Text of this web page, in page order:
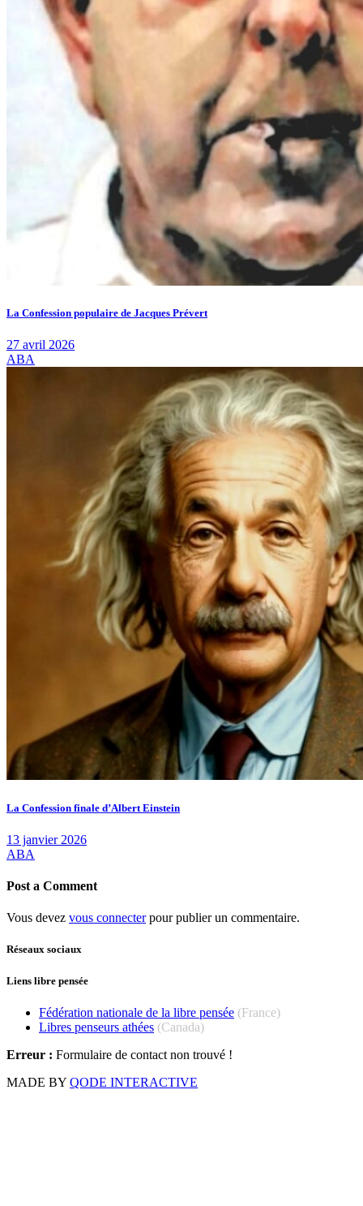
La Confession populaire de Jacques Prévert
27 avril 2026
ABA
La Confession finale d’Albert Einstein
13 janvier 2026
ABA
Post a Comment
Vous devez vous connecterpour publier un commentaire.
Réseaux sociaux
Liens libre pensée
Fédération nationale de la libre pensée (France)
Libres penseurs athées (Canada)
Erreur : Formulaire de contact non trouvé !
MADE BY QODE INTERACTIVE